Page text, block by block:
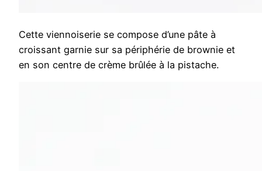
Cette viennoiserie se compose d’une pâte à
croissant garnie sur sa périphérie de brownie et
en son centre de crème brûlée à la pistache.